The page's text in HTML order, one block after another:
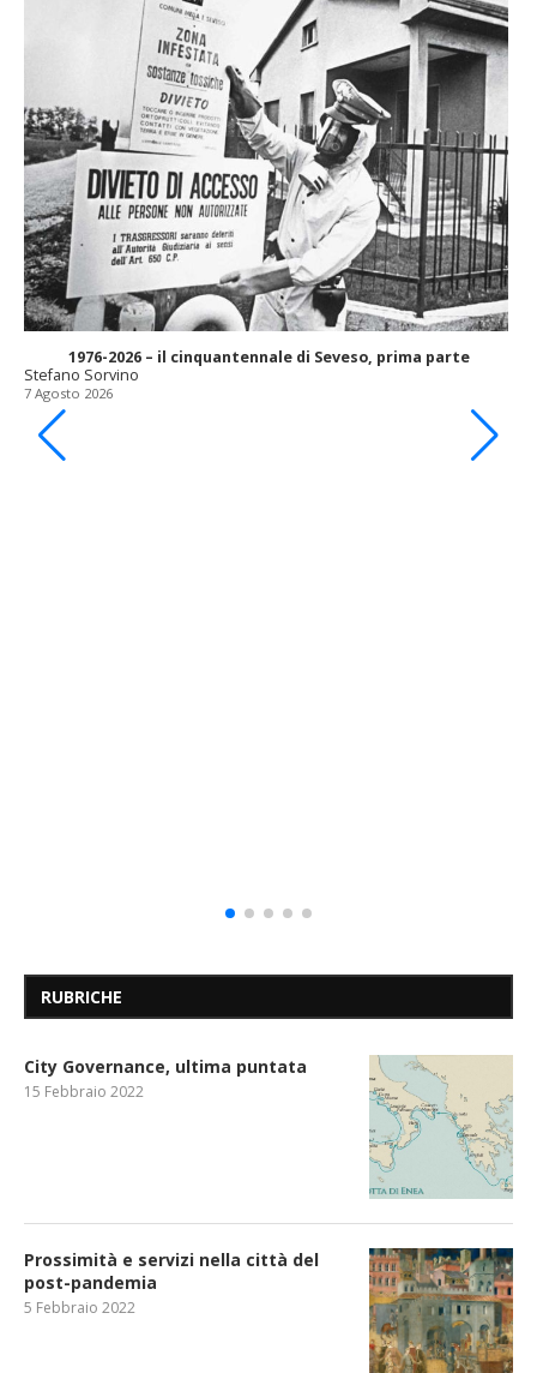
1976-2026 – il cinquantennale di Seveso, prima parte
Stefano Sorvino
7 Agosto 2026
RUBRICHE
City Governance, ultima puntata
15 Febbraio 2022
Prossimità e servizi nella città del
post-pandemia
5 Febbraio 2022